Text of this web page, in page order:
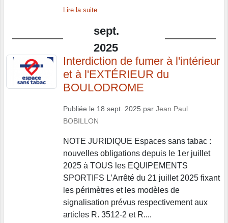
Lire la suite
sept.
2025
Interdiction de fumer à l'intérieur
et à l'EXTÉRIEUR du
BOULODROME
Publiée le 18 sept. 2025 par Jean Paul
BOBILLON
NOTE JURIDIQUE Espaces sans tabac :
nouvelles obligations depuis le 1er juillet
2025 à TOUS les EQUIPEMENTS
SPORTIFS L’Arrêté du 21 juillet 2025 fixant
les périmètres et les modèles de
signalisation prévus respectivement aux
articles R. 3512-2 et R....